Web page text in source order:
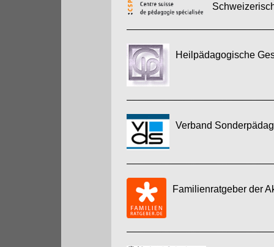
Heilpädagogische
Verband
Familienratgeber der